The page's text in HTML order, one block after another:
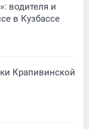
водителя и
в Кузбассе
Крапивинской